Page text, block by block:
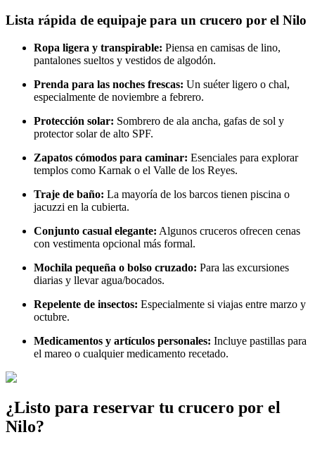
Lista rápida de equipaje para un crucero por el Nilo
Ropa ligera y transpirable: Piensa en camisas de lino,
pantalones sueltos y vestidos de algodón.
Prenda para las noches frescas: Un suéter ligero o chal,
especialmente de noviembre a febrero.
Protección solar: Sombrero de ala ancha, gafas de sol y
protector solar de alto SPF.
Zapatos cómodos para caminar: Esenciales para explorar
templos como Karnak o el Valle de los Reyes.
Traje de baño: La mayoría de los barcos tienen piscina o
jacuzzi en la cubierta.
Conjunto casual elegante: Algunos cruceros ofrecen cenas
con vestimenta opcional más formal.
Mochila pequeña o bolso cruzado: Para las excursiones
diarias y llevar agua/bocados.
Repelente de insectos: Especialmente si viajas entre marzo y
octubre.
Medicamentos y artículos personales: Incluye pastillas para
el mareo o cualquier medicamento recetado.
¿Listo para reservar tu crucero por el
Nilo?